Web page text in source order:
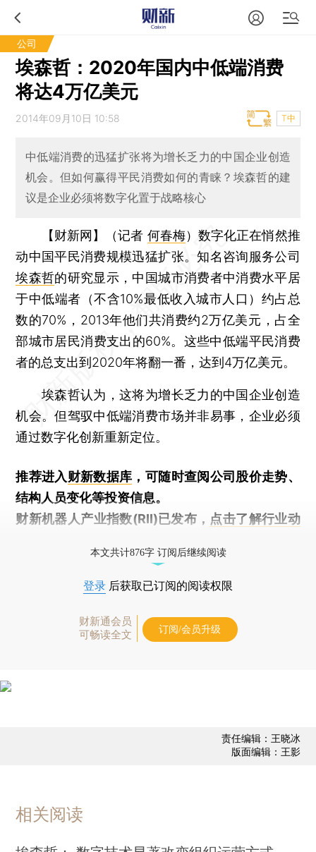
公司
埃森哲：2020年国内中低端消费
将达4万亿美元
2014年09月10日 10:58 T中
中低端消费的迅猛扩张将为增长乏力的中国企业创造
机会。但如何赢得平民消费如何的青睐？埃森哲的建
议是企业必须将数字化置于战略核心
【财新网】（记者 何春梅） 数字化正在悄然推
动中国平民消费规模迅猛扩张。知名咨询服务公司
埃森哲的研究显示，中国城市消费者中消费水平居
于中低端者（不含10%最低收入城市人口）约占总
数的70%，2013年他们共消费约2万亿美元，占全
部城市居民消费支出的60%。这些中低端平民消费
者的总支出到2020年将翻一番，达到4万亿美元。
埃森哲认为，这将为增长乏力的中国企业创造
机会。但驾驭中低端消费市场并非易事，企业必须
通过数字化创新重新定位。
推荐进入财新数据库 ，可随时查阅公司股价走势、
结构人员变化等投资信息。
财新机器人产业指数(RII)已发布， 点击了解行业动
本文共计876字 订阅后继续阅读
登录 后获取已订阅的阅读权限
财新通会员
可畅读全文
订阅/会员升级
责任编辑：王晓冰
版面编辑：王影
相关阅读